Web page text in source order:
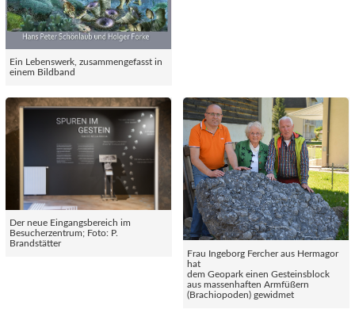
Ein Lebenswerk, zusammengefasst in
einem Bildband
Der neue Eingangsbereich im
Besucherzentrum; Foto: P.
Brandstätter
Frau Ingeborg Fercher aus Hermagor
hat
dem Geopark einen Gesteinsblock
aus massenhaften Armfüßern
(Brachiopoden) gewidmet